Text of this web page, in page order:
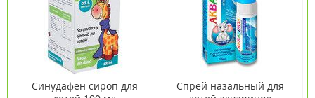
Синудафен сироп для
Спрей назальный для